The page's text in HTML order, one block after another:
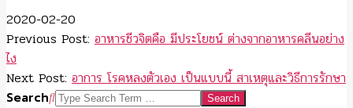
2020-02-20
Previous Post: อาหารชีวจิตคือ มีประโยชน์ ต่างจากอาหารคลีนอย่าง
ไง
Next Post: อาการ โรคหลงตัวเอง เป็นแบบนี้ สาเหตุและวิธีการรักษา
Search